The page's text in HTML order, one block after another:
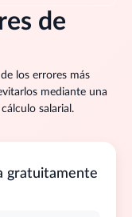
de
los errores más
mediante una
salarial.
gratuitamente